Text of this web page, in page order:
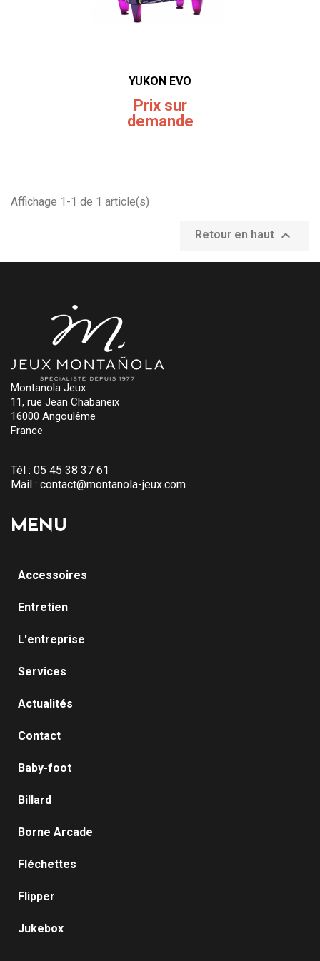
YUKON EVO
Prix sur
demande
Affichage 1-1 de 1 article(s)
Retour en haut 
Montanola Jeux
11, rue Jean Chabaneix
16000 Angoulême
France
Tél : 05 45 38 37 61
Mail : contact@montanola-jeux.com
MENU
Accessoires
Entretien
L'entreprise
Services
Actualités
Contact
Baby-foot
Billard
Borne Arcade
Fléchettes
Flipper
Jukebox